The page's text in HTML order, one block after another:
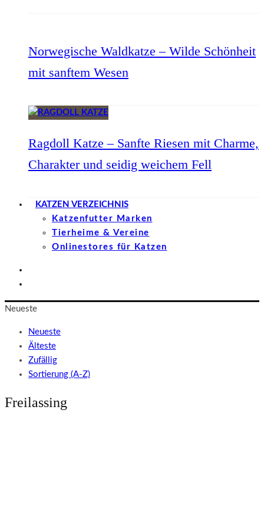
Norwegische Waldkatze – Wilde Schönheit
mit sanftem Wesen
Ragdoll Katze – Sanfte Riesen mit Charme,
Charakter und seidig weichem Fell
KATZEN VERZEICHNIS
Katzenfutter Marken
Tierheime & Vereine
Onlinestores für Katzen
Neueste
Neueste
Älteste
Zufällig
Sortierung (A-Z)
Freilassing